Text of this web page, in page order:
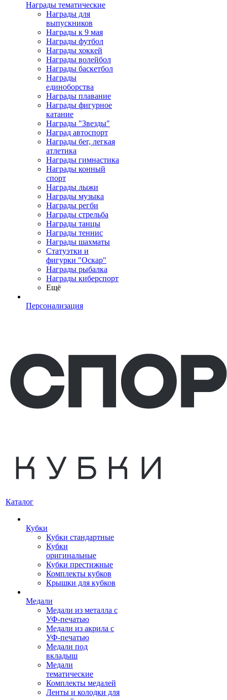
Награды тематические
Награды для
выпускников
Награды к 9 мая
Награды футбол
Награды хоккей
Награды волейбол
Награды баскетбол
Награды
единоборства
Награды плавание
Награды фигурное
катание
Награды "Звезды"
Наград автоспорт
Награды бег, легкая
атлетика
Награды гимнастика
Награды конный
спорт
Награды лыжи
Награды музыка
Награды регби
Награды стрельба
Награды танцы
Награды теннис
Награды шахматы
Статуэтки и
фигурки "Оскар"
Награды рыбалка
Награды киберспорт
Ещё
Персонализация
Каталог
Кубки
Кубки стандартные
Кубки
оригинальные
Кубки престижные
Комплекты кубков
Крышки для кубков
Медали
Медали из металла с
УФ-печатью
Медали из акрила с
УФ-печатью
Медали под
вкладыш
Медали
тематические
Комплекты медалей
Ленты и колодки для